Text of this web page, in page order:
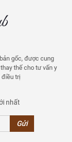
gốc, được cung
thế cho tư vấn y
điều trị
nhất